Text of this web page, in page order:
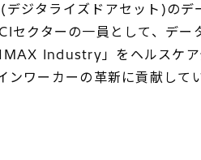
ジタライズドアセット)の
クターの一員として、デー
Industry」をヘルスケア
ーカーの革新に貢献してい